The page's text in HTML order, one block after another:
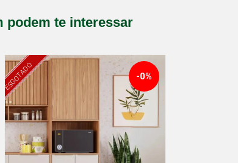
podem te interessar
ESGOTADO -0%